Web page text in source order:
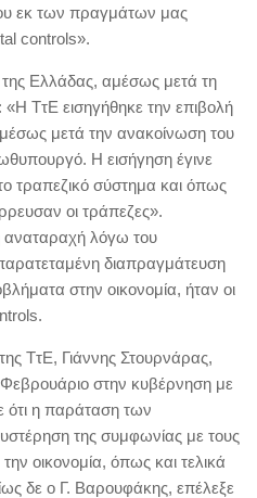
εκ των πραγμάτων μας
controls».
Ελλάδας, αμέσως μετά τη
«Η ΤτΕ εισηγήθηκε την επιβολή
μετά την ανακοίνωση του
Η εισήγηση έγινε
τραπεζικό σύστημα και όπως
οι τράπεζες».
αναταραχή λόγω του
διαπραγμάτευση
στην οικονομία, ήταν οι
της ΤτΕ, Γιάννης Στουρνάρας,
Φεβρουάριο στην κυβέρνηση με
ότι η παράταση των
της συμφωνίας με τους
οικονομία, όπως και τελικά
δε ο Γ. Βαρουφάκης, επέλεξε